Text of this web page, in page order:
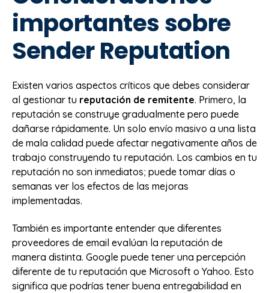
importantes sobre
Sender Reputation
Existen varios aspectos críticos que debes considerar
al gestionar tu reputación de remitente. Primero, la
reputación se construye gradualmente pero puede
dañarse rápidamente. Un solo envío masivo a una lista
de mala calidad puede afectar negativamente años de
trabajo construyendo tu reputación. Los cambios en tu
reputación no son inmediatos; puede tomar días o
semanas ver los efectos de las mejoras
implementadas.
También es importante entender que diferentes
proveedores de email evalúan la reputación de
manera distinta. Google puede tener una percepción
diferente de tu reputación que Microsoft o Yahoo. Esto
significa que podrías tener buena entregabilidad en